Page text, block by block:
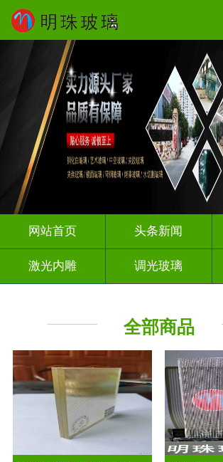
网站首页 头条新闻
激光内雕 调光玻璃
全部商品